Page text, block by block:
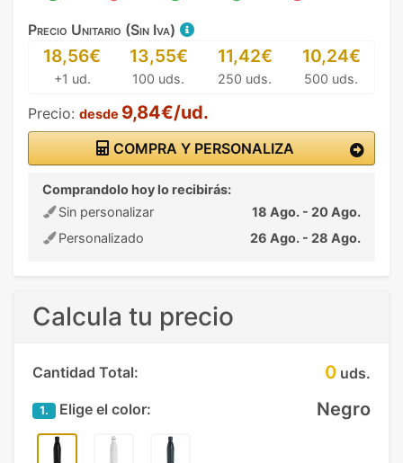
Precio Unitario (Sin Iva)
18,56€
+1 ud.
13,55€
100 uds.
11,42€
250 uds.
10,24€
500 uds.
Precio: desde 9,84€/ud.
COMPRA Y PERSONALIZA
Comprandolo hoy lo recibirás:
Sin personalizar
18 Ago. - 20 Ago.
Personalizado
26 Ago. - 28 Ago.
Calcula tu precio
Cantidad Total: 0 uds.
1. Elige el color: Negro